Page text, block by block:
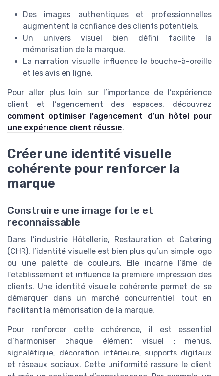
Des images authentiques et professionnelles
augmentent la confiance des clients potentiels.
Un univers visuel bien défini facilite la
mémorisation de la marque.
La narration visuelle influence le bouche-à-oreille
et les avis en ligne.
Pour aller plus loin sur l’importance de l’expérience
client et l’agencement des espaces, découvrez
comment optimiser l’agencement d’un hôtel pour
une expérience client réussie.
Créer une identité visuelle
cohérente pour renforcer la
marque
Construire une image forte et
reconnaissable
Dans l’industrie Hôtellerie, Restauration et Catering
(CHR), l’identité visuelle est bien plus qu’un simple logo
ou une palette de couleurs. Elle incarne l’âme de
l’établissement et influence la première impression des
clients. Une identité visuelle cohérente permet de se
démarquer dans un marché concurrentiel, tout en
facilitant la mémorisation de la marque.
Pour renforcer cette cohérence, il est essentiel
d’harmoniser chaque élément visuel : menus,
signalétique, décoration intérieure, supports digitaux
et réseaux sociaux. Cette uniformité rassure le client